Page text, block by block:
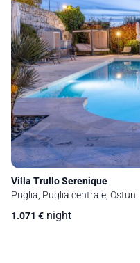
Villa Trullo Serenique
Puglia, Puglia centrale, Ostuni
1.071 € night